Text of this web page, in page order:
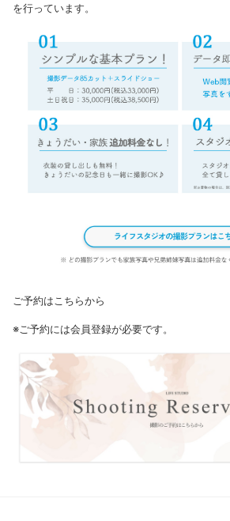
を行っています。
ご予約はこちらから
※ご予約には会員登録が必要です。